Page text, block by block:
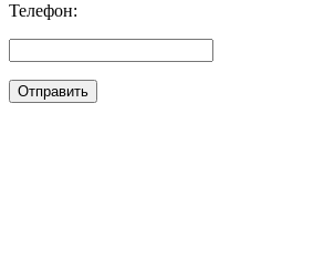
Телефон:
Отправить